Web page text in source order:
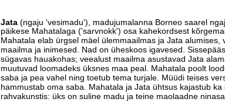
Jata (ngaju 'vesimadu'), madujumalanna Borneo saarel
päikese Mahatalaga ('sarvnokk') osa kahekordsest
Mahatala elab ürgsel mäel ülemmaailmas ja Jata alumises,
maailma ja inimesed. Nad on üheskoos igavesed.
sügavas hauakohas; veealust maailma asustavad Jata
muutuvad loomadeks üksnes maa peal. Mahatala poolt
saba ja pea vahel ning toetub tema turjale. Müüdi teises
hammustab oma saba. Mahatala ja Jata ühtsus kajastub
rahvakunstis: üks on suline madu ja teine maolaadne